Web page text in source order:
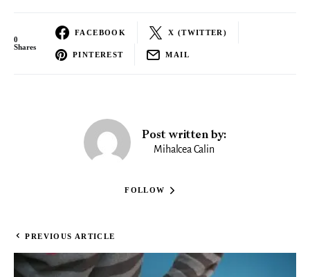
0
Shares
FACEBOOK X (TWITTER)
PINTEREST MAIL
Post written by:
Mihalcea Calin
FOLLOW
PREVIOUS ARTICLE